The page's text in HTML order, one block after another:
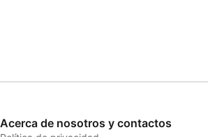
Acerca de nosotros y contactos